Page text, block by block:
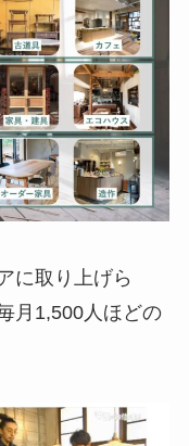
に取り上げら
月1,500人ほどの